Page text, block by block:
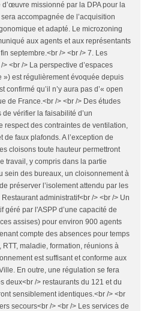
missionné par la DPA pour la
accompagnée de l’acquisition
et adapté. Le microzoning
aux agents et aux représentants
septembre.<br /> <br /> 7. Les
<br /> La perspective d’espaces
») est régulièrement évoquée depuis
confirmé qu’il n’y aura pas d’« open
de France.<br /> <br /> Des études
vérifier la faisabilité d’un
respect des contraintes de ventilation,
de faux plafonds. A l’exception de
cloisons toute hauteur permettront
travail, y compris dans la partie
sein des bureaux, un cloisonnement à
préserver l’isolement attendu par les
administratif<br /> <br /> Un
géré par l'ASPP d’une capacité de
assises) pour environ 900 agents
compte des absences pour temps
maladie, formation, réunions à
est suffisant et conforme aux
En outre, une régulation se fera
deux<br /> restaurants du 121 et du
sensiblement identiques.<br /> <br
secours<br /> <br /> Les services de